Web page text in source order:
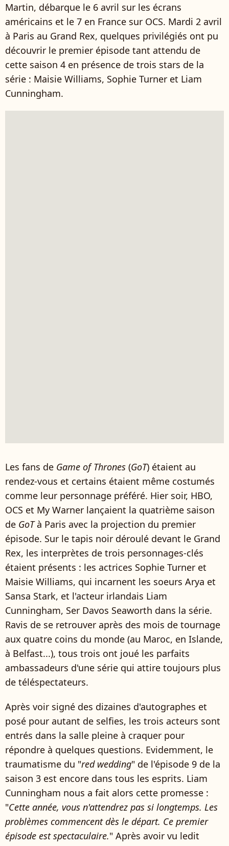
Martin, débarque le 6 avril sur les écrans
américains et le 7 en France sur OCS. Mardi 2 avril
à Paris au Grand Rex, quelques privilégiés ont pu
découvrir le premier épisode tant attendu de
cette saison 4 en présence de trois stars de la
série : Maisie Williams, Sophie Turner et Liam
Cunningham.
Les fans de Game of Thrones (GoT) étaient au
rendez-vous et certains étaient même costumés
comme leur personnage préféré. Hier soir, HBO,
OCS et My Warner lançaient la quatrième saison
de GoTà Paris avec la projection du premier
épisode. Sur le tapis noir déroulé devant le Grand
Rex, les interprètes de trois personnages-clés
étaient présents : les actrices Sophie Turner et
Maisie Williams, qui incarnent les soeurs Arya et
Sansa Stark, et l'acteur irlandais Liam
Cunningham, Ser Davos Seaworth dans la série.
Ravis de se retrouver après des mois de tournage
aux quatre coins du monde (au Maroc, en Islande,
à Belfast...), tous trois ont joué les parfaits
ambassadeurs d'une série qui attire toujours plus
de téléspectateurs.
Après voir signé des dizaines d'autographes et
posé pour autant de selfies, les trois acteurs sont
entrés dans la salle pleine à craquer pour
répondre à quelques questions. Evidemment, le
traumatisme du "red wedding" de l'épisode 9 de la
saison 3 est encore dans tous les esprits. Liam
Cunningham nous a fait alors cette promesse :
"Cette année, vous n'attendrez pas si longtemps. Les
problèmes commencent dès le départ. Ce premier
épisode est spectaculaire." Après avoir vu ledit